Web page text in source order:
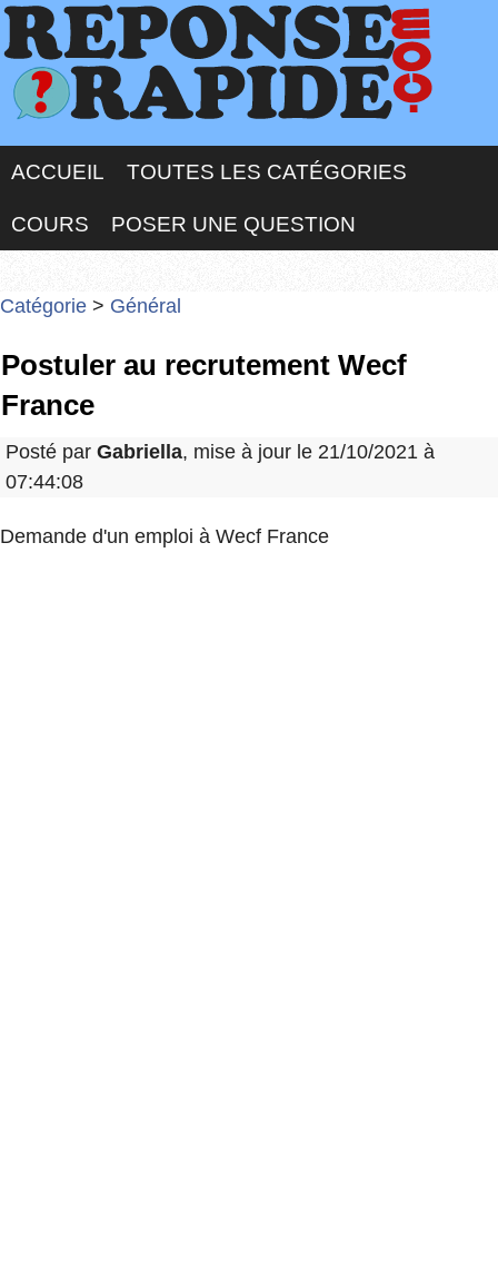
ACCUEIL TOUTES LES CATÉGORIES
COURS POSER UNE QUESTION
Catégorie > Général
Postuler au recrutement Wecf
France
Posté par Gabriella, mise à jour le 21/10/2021 à
07:44:08
Demande d'un emploi à Wecf France